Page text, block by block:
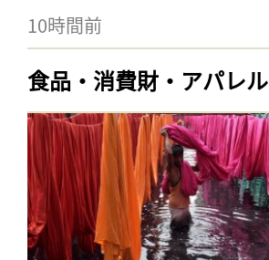
10時間前
食品・消費財・アパレル